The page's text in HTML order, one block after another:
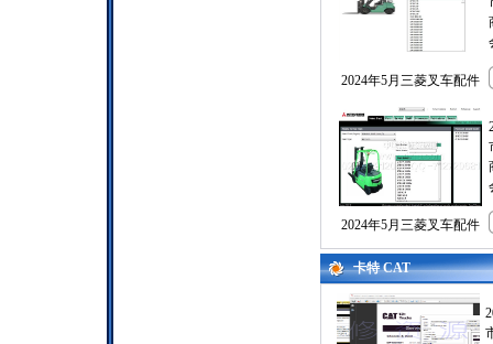
2024年5月三菱叉车配件
2024年5月三菱叉车配件
卡特 CAT